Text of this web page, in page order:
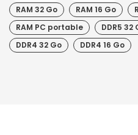
RAM 32 Go
RAM 16 Go
RAM PC portable
DDR5 32
DDR4 32 Go
DDR4 16 Go